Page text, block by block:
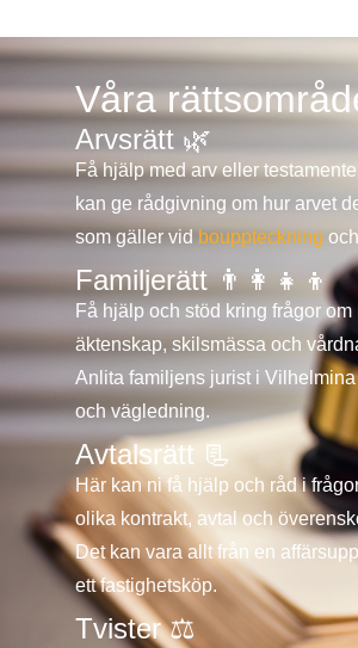
Våra
Arvsrätt 🌿
Få hjälp med arv eller
kan ge rådgivning om hur arvet
som gäller vid bouppteckning och
Familjerätt 👨‍👩‍👧‍👦
Få hjälp och stöd kring frågor
äktenskap, skilsmässa och
Anlita familjens jurist i
och vägledning.
Avtalsrätt 📃
Här kan ni få hjälp och råd i
olika kontrakt, avtal och
Det kan vara allt från en
ett fastighetsköp.
Tvister ⚖️